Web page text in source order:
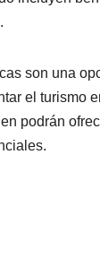
son una
el turismo
podrán